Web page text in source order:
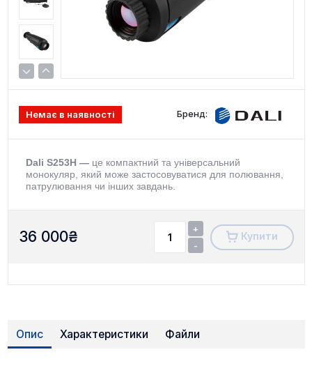
Немає в наявності Бренд:
Dali S253H — це компактний та універсальний
монокуляр, який може застосовуватися для полювання,
патрулювання чи інших завдань.
36 000₴
+
-
Купити
Опис Характеристики Файли